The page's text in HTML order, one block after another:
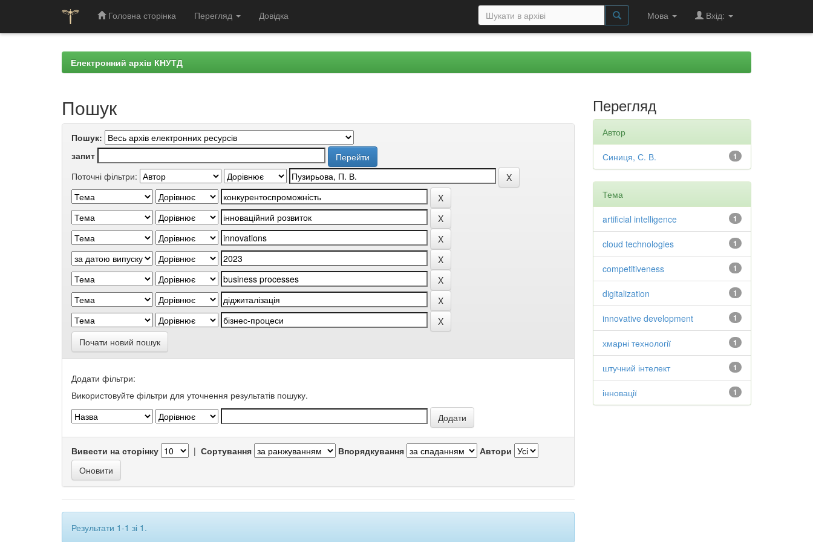
Головна сторінка Перегляд Довідка Мова Вхід:
Електронний архів КНУТД
Пошук
Пошук:
запит
Поточні фільтри:
Почати новий пошук
Додати фільтри:
Використовуйте фільтри для уточнення результатів пошуку.
Вивести на сторінку | Сортування Впорядкування Автори
Результати 1-1 зі 1.
Перегляд
Автор
1
Синиця, С. В.
Тема
1
artificial intelligence
1
cloud technologies
1
competitiveness
1
digitalization
1
innovative development
1
хмарні технології
1
штучний інтелект
1
інновації